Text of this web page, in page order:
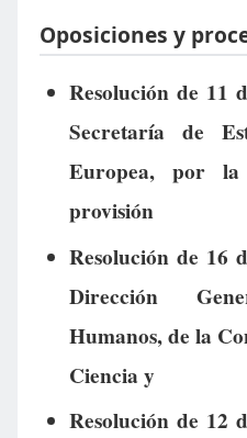
Oposiciones y
Resolución de 11
Secretaría de
Europea, por
provisión
Resolución de 16
Dirección
Humanos, de la
Ciencia y
Resolución de 12